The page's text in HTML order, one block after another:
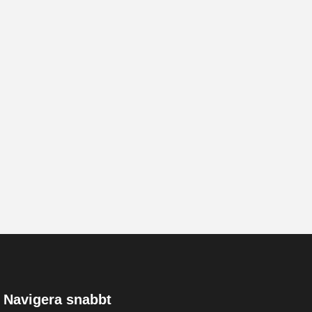
Navigera snabbt